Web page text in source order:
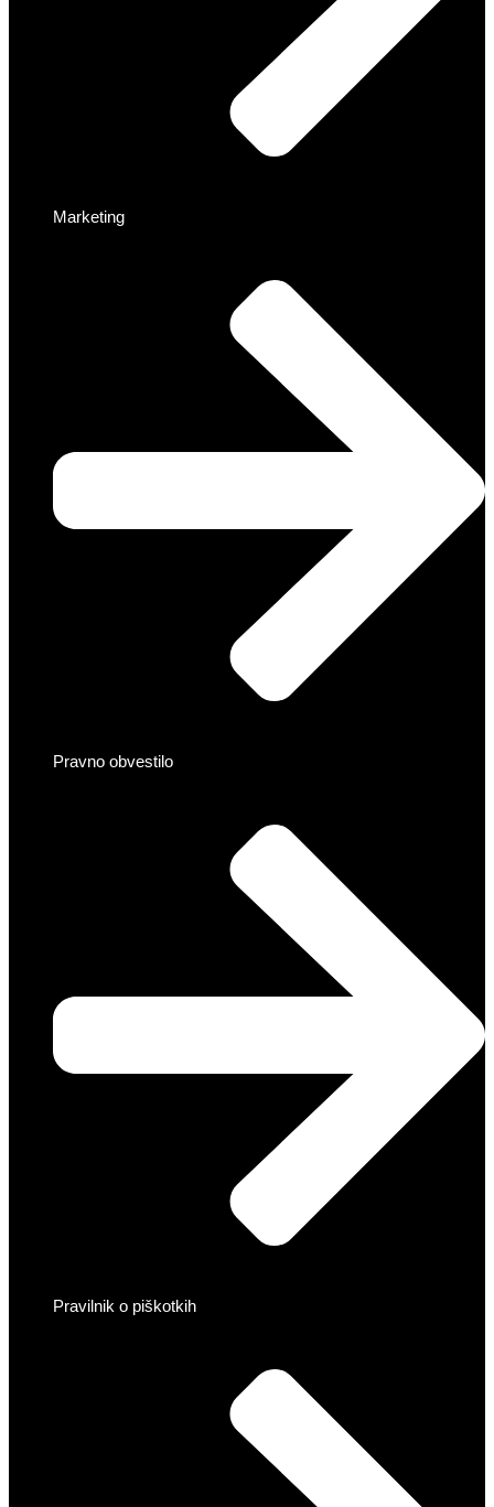
Marketing
Pravno obvestilo
Pravilnik o piškotkih